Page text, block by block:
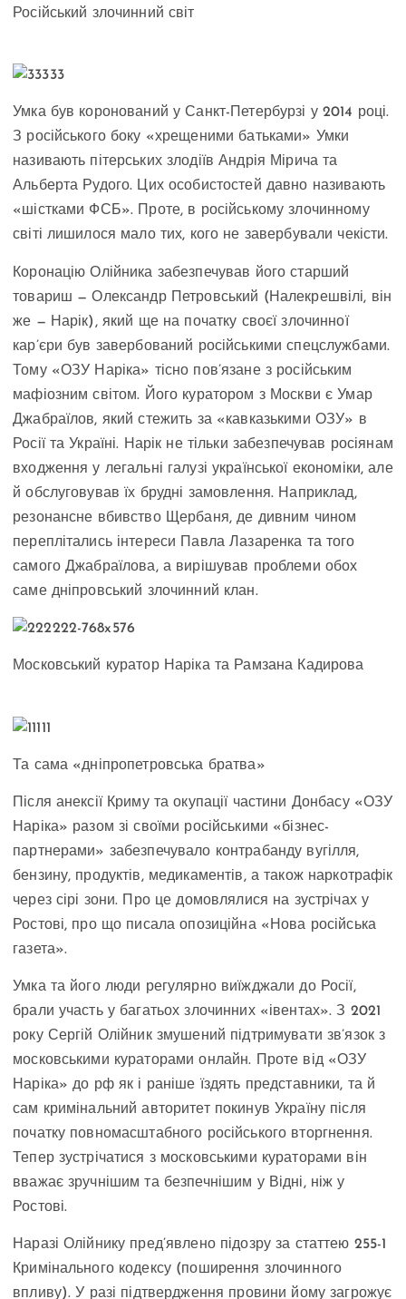
Російський злочинний світ
Умка був коронований у Санкт-Петербурзі у 2014 році.
З російського боку «хрещеними батьками» Умки
називають пітерських злодіїв Андрія Мірича та
Альберта Рудого. Цих особистостей давно називають
«шістками ФСБ». Проте, в російському злочинному
світі лишилося мало тих, кого не завербували чекісти.
Коронацію Олійника забезпечував його старший
товариш — Олександр Петровський (Налекрешвілі, він
же — Нарік), який ще на початку своєї злочинної
кар’єри був завербований російськими спецслужбами.
Тому «ОЗУ Наріка» тісно пов’язане з російським
мафіозним світом. Його куратором з Москви є Умар
Джабраїлов, який стежить за «кавказькими ОЗУ» в
Росії та Україні. Нарік не тільки забезпечував росіянам
входження у легальні галузі української економіки, але
й обслуговував їх брудні замовлення. Наприклад,
резонансне вбивство Щербаня, де дивним чином
переплітались інтереси Павла Лазаренка та того
самого Джабраїлова, а вирішував проблеми обох
саме дніпровський злочинний клан.
Московський куратор Наріка та Рамзана Кадирова
Та сама «дніпропетровська братва»
Після анексії Криму та окупації частини Донбасу «ОЗУ
Наріка» разом зі своїми російськими «бізнес-
партнерами» забезпечувало контрабанду вугілля,
бензину, продуктів, медикаментів, а також наркотрафік
через сірі зони. Про це домовлялися на зустрічах у
Ростові, про що писала опозиційна «Нова російська
газета».
Умка та його люди регулярно виїжджали до Росії,
брали участь у багатьох злочинних «івентах». З 2021
року Сергій Олійник змушений підтримувати зв’язок з
московськими кураторами онлайн. Проте від «ОЗУ
Наріка» до рф як і раніше їздять представники, та й
сам кримінальний авторитет покинув Україну після
початку повномасштабного російського вторгнення.
Тепер зустрічатися з московськими кураторами він
вважає зручнішим та безпечнішим у Відні, ніж у
Ростові.
Наразі Олійнику пред’явлено підозру за статтею 255-1
Кримінального кодексу (поширення злочинного
впливу). У разі підтвердження провини йому загрожує